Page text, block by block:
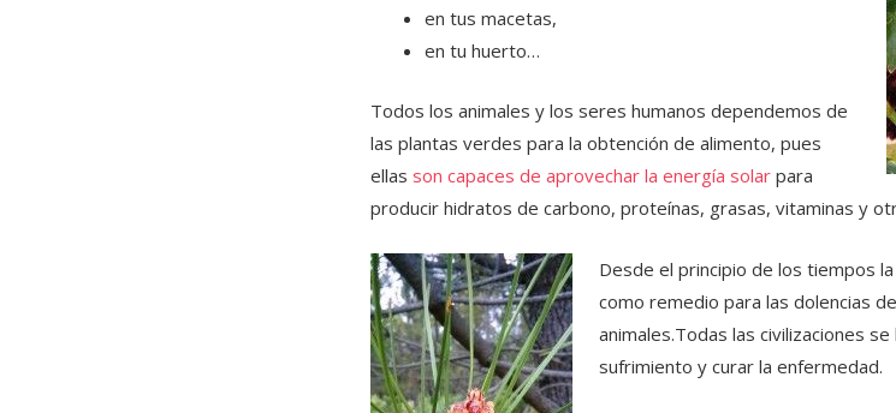
en tus macetas,
en tu huerto…
Todos los animales y los seres humanos dependemos de
las plantas verdes para la obtención de alimento, pues
ellas son capaces de aprovechar la energía solarpara
producir hidratos de carbono, proteínas, grasas, vitaminas y
Desde el principio de los tiempos
como remedio para las dolencias
animales.Todas las civilizaciones
sufrimiento y curar la enfermedad.